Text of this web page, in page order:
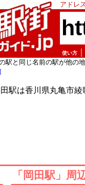
アドレ
使い方
駅と同じ名前の駅が他の
田駅は香川県丸亀市
「岡田駅」周